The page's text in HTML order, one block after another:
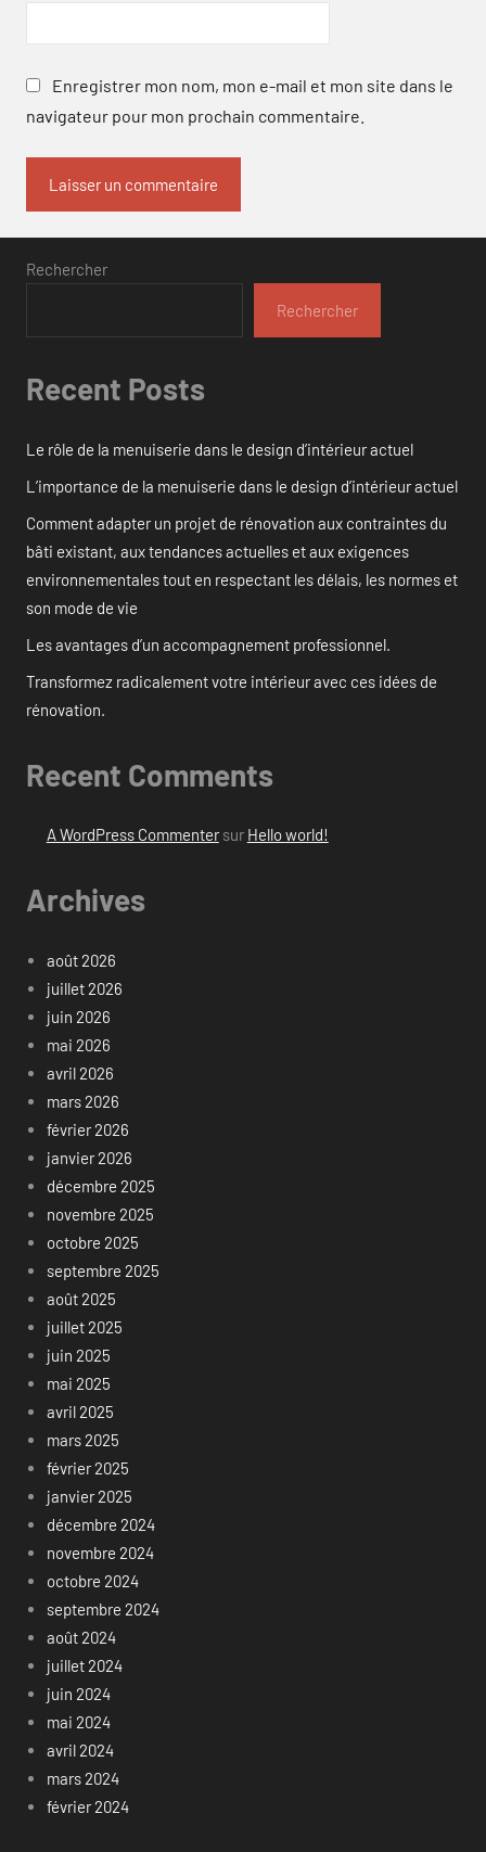
Enregistrer mon nom, mon e-mail et mon site dans le
navigateur pour mon prochain commentaire.
Rechercher
Rechercher
Recent Posts
Le rôle de la menuiserie dans le design d’intérieur actuel
L’importance de la menuiserie dans le design d’intérieur actuel
Comment adapter un projet de rénovation aux contraintes du
bâti existant, aux tendances actuelles et aux exigences
environnementales tout en respectant les délais, les normes et
son mode de vie
Les avantages d’un accompagnement professionnel.
Transformez radicalement votre intérieur avec ces idées de
rénovation.
Recent Comments
A WordPress Commentersur Hello world!
Archives
août 2026
juillet 2026
juin 2026
mai 2026
avril 2026
mars 2026
février 2026
janvier 2026
décembre 2025
novembre 2025
octobre 2025
septembre 2025
août 2025
juillet 2025
juin 2025
mai 2025
avril 2025
mars 2025
février 2025
janvier 2025
décembre 2024
novembre 2024
octobre 2024
septembre 2024
août 2024
juillet 2024
juin 2024
mai 2024
avril 2024
mars 2024
février 2024